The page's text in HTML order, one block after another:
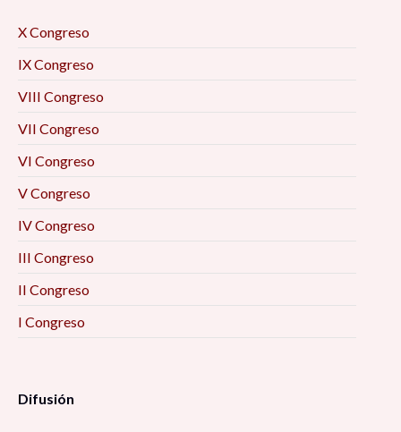
X Congreso
IX Congreso
VIII Congreso
VII Congreso
VI Congreso
V Congreso
IV Congreso
III Congreso
II Congreso
I Congreso
Difusión